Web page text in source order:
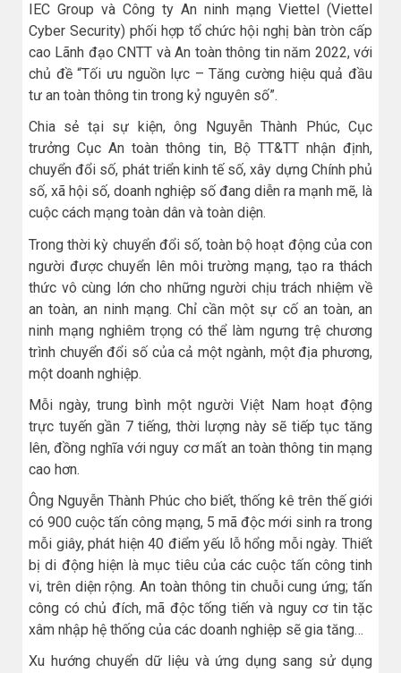
IEC Group và Công ty An ninh mạng Viettel (Viettel
Cyber Security) phối hợp tổ chức hội nghị bàn tròn cấp
cao Lãnh đạo CNTT và An toàn thông tin năm 2022, với
chủ đề “Tối ưu nguồn lực – Tăng cường hiệu quả đầu
tư an toàn thông tin trong kỷ nguyên số”.
Chia sẻ tại sự kiện, ông Nguyễn Thành Phúc, Cục
trưởng Cục An toàn thông tin, Bộ TT&TT nhận định,
chuyển đổi số, phát triển kinh tế số, xây dựng Chính phủ
số, xã hội số, doanh nghiệp số đang diễn ra mạnh mẽ, là
cuộc cách mạng toàn dân và toàn diện.
Trong thời kỳ chuyển đổi số, toàn bộ hoạt động của con
người được chuyển lên môi trường mạng, tạo ra thách
thức vô cùng lớn cho những người chịu trách nhiệm về
an toàn, an ninh mạng. Chỉ cần một sự cố an toàn, an
ninh mạng nghiêm trọng có thể làm ngưng trệ chương
trình chuyển đổi số của cả một ngành, một địa phương,
một doanh nghiệp.
Mỗi ngày, trung bình một người Việt Nam hoạt động
trực tuyến gần 7 tiếng, thời lượng này sẽ tiếp tục tăng
lên, đồng nghĩa với nguy cơ mất an toàn thông tin mạng
cao hơn.
Ông Nguyễn Thành Phúc cho biết, thống kê trên thế giới
có 900 cuộc tấn công mạng, 5 mã độc mới sinh ra trong
mỗi giây, phát hiện 40 điểm yếu lỗ hổng mỗi ngày. Thiết
bị di động hiện là mục tiêu của các cuộc tấn công tinh
vi, trên diện rộng. An toàn thông tin chuỗi cung ứng; tấn
công có chủ đích, mã độc tống tiến và nguy cơ tin tặc
xâm nhập hệ thống của các doanh nghiệp sẽ gia tăng…
Xu hướng chuyển dữ liệu và ứng dụng sang sử dụng